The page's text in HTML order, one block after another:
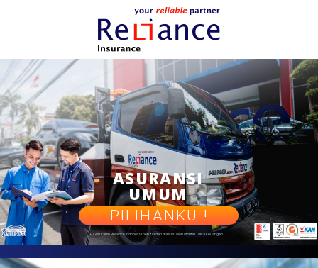
ASURANSI
UMUM
PILIHANKU !
PT Asuransi Reliance Indonesia berizin dan diawasi oleh Otoritas Jasa Keuangan